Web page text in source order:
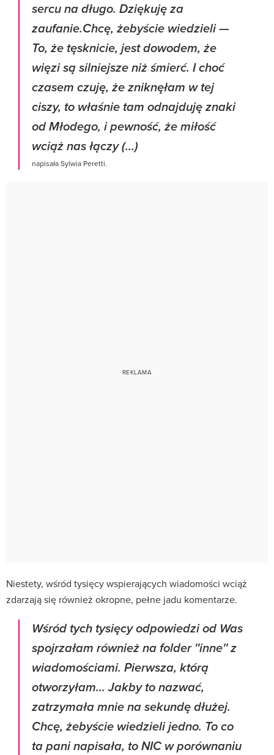
sercu na długo. Dziękuję za
zaufanie.Chcę, żebyście wiedzieli —
To, że tęsknicie, jest dowodem, że
więzi są silniejsze niż śmierć. I choć
czasem czuję, że zniknęłam w tej
ciszy, to właśnie tam odnajduję znaki
od Młodego, i pewność, że miłość
wciąż nas łączy (...)
napisała Sylwia Peretti.
Niestety, wśród tysięcy wspierających wiadomości wciąż
zdarzają się również okropne, pełne jadu komentarze.
Wśród tych tysięcy odpowiedzi od Was
spojrzałam również na folder ''inne'' z
wiadomościami. Pierwsza, którą
otworzyłam... Jakby to nazwać,
zatrzymała mnie na sekundę dłużej.
Chcę, żebyście wiedzieli jedno. To co
ta pani napisała, to NIC w porównaniu